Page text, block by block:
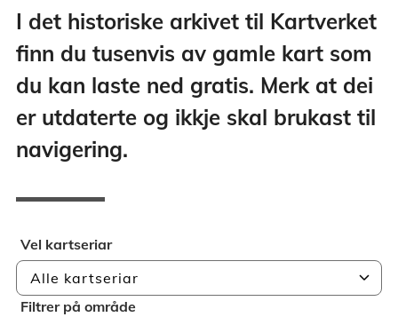
I det historiske arkivet til Kartverket
finn du tusenvis av gamle kart som
du kan laste ned gratis. Merk at dei
er utdaterte og ikkje skal brukast til
navigering.
Vel kartseriar
Alle kartseriar
chevron_right
Filtrer på område